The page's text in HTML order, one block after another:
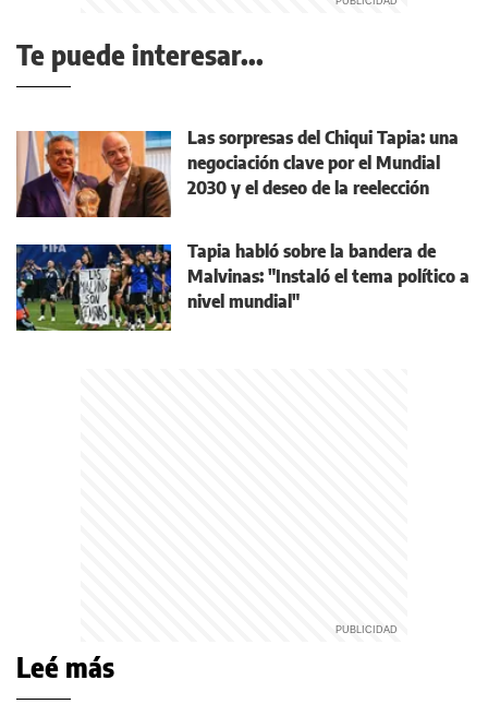
Te puede interesar...
Las sorpresas del Chiqui Tapia: una
negociación clave por el Mundial
2030 y el deseo de la reelección
Tapia habló sobre la bandera de
Malvinas: "Instaló el tema político a
nivel mundial"
Leé más